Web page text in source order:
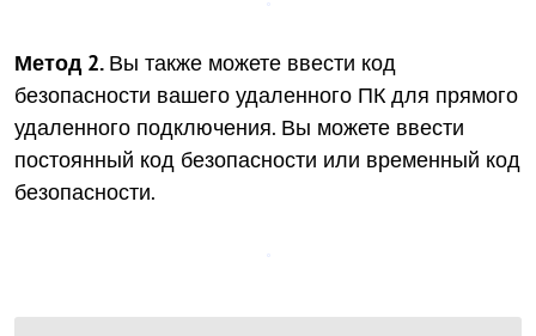
Метод 2. Вы также можете ввести код
безопасности вашего удаленного ПК для прямого
удаленного подключения. Вы можете ввести
постоянный код безопасности или временный код
безопасности.